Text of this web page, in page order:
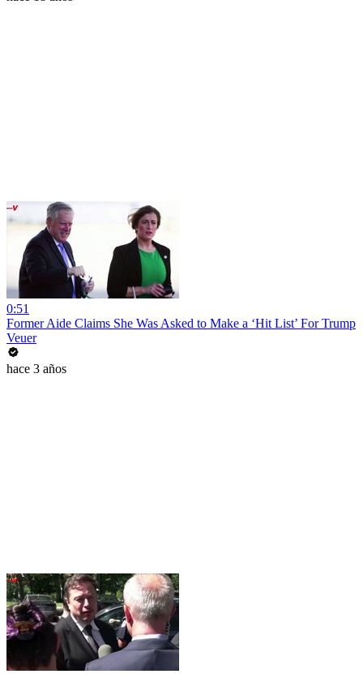
0:51
Former Aide Claims She Was Asked to Make a ‘Hit List’ For Trump
Veuer
hace 3 años